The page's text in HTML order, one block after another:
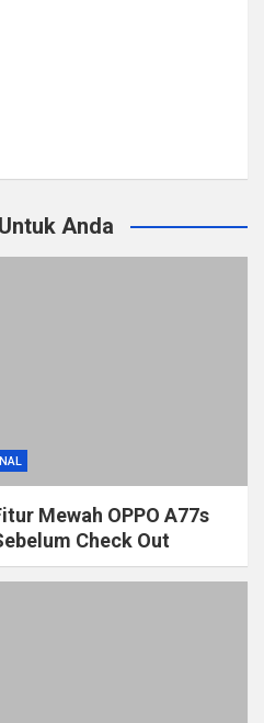
Anda
Mewah OPPO A77s
Check Out